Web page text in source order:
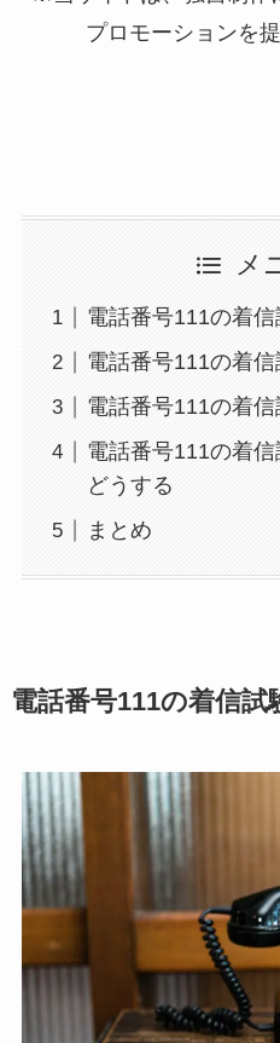
プロモーションを
メ
電話番号111の着信
電話番号111の着
電話番号111の着
電話番号111の着
どうする
まとめ
電話番号111の着信試